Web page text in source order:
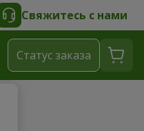
Свяжитесь с нами
Cтатус заказа